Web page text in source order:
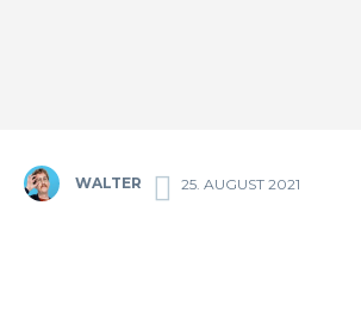
WALTER 25. AUGUST 2021